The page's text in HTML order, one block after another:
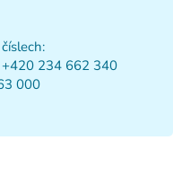
+420 234 662 340
000